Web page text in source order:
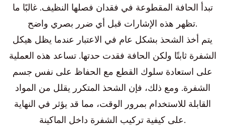
تبدأ الحافة المقطوعة في فقدان فصلها النظيف. غالبًا ما
تظهر هذه الإشارات قبل أي ضرر بصري واضح.
يتم أخذ الشحذ بشكل عام في الاعتبار عندما يظل هيكل
الشفرة ثابتًا ولكن الحافة فقدت حدتها. تساعد هذه العملية
على استعادة سلوك القطع مع الحفاظ على نفس جسم
الشفرة. ومع ذلك، فإن الشحذ المتكرر يقلل من المواد
القابلة للاستخدام بمرور الوقت، مما قد يؤثر في النهاية
على كيفية تركيب الشفرة داخل الماكينة.